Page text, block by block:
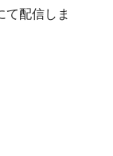
て配信しま